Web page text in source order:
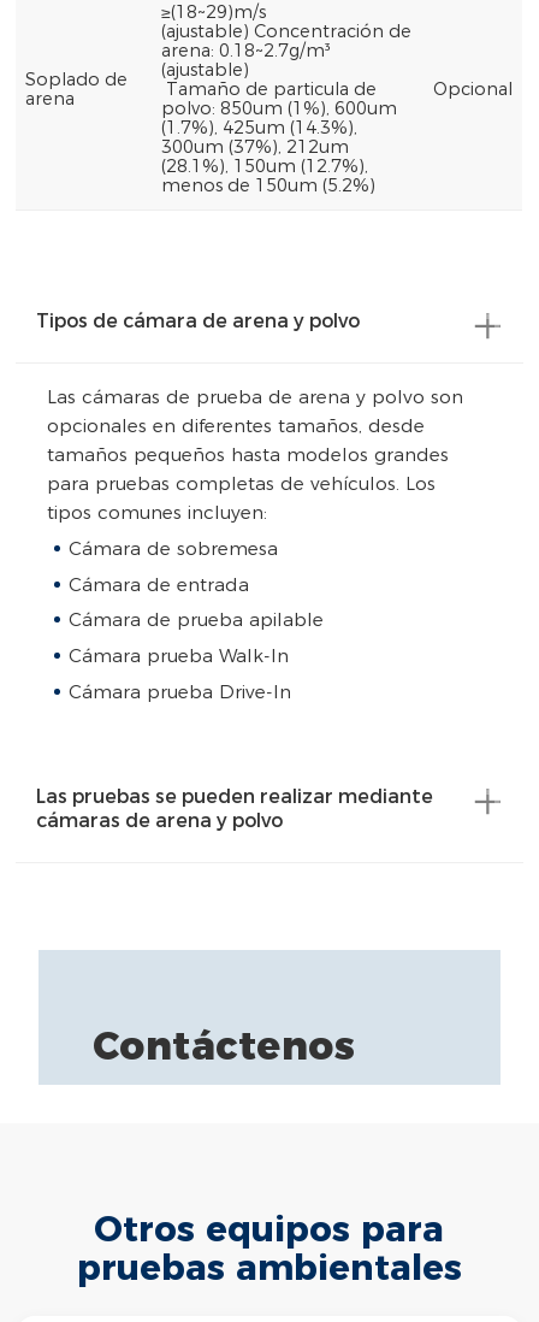
Soplado de
arena
≥(18~29)m/s
(ajustable) Concentración de
arena: 0.18~2.7g/m³
(ajustable)
Tamaño de particula de
polvo: 850um (1%), 600um
(1.7%), 425um (14.3%),
300um (37%), 212um
(28.1%), 150um (12.7%),
menos de 150um (5.2%)
Opcional
Tipos de cámara de arena y polvo
Las cámaras de prueba de arena y polvo son
opcionales en diferentes tamaños, desde
tamaños pequeños hasta modelos grandes
para pruebas completas de vehículos. Los
tipos comunes incluyen:
Cámara de sobremesa
Cámara de entrada
Cámara de prueba apilable
Cámara prueba Walk-In
Cámara prueba Drive-In
Las pruebas se pueden realizar mediante
cámaras de arena y polvo
Contáctenos
Otros equipos para
pruebas ambientales